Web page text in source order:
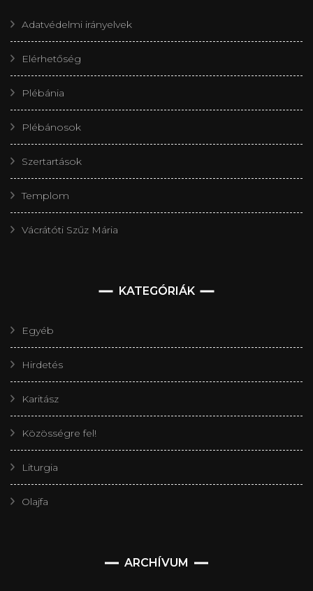
Adatvédelmi irányelvek
Elérhetőség
Plébánia
Plébánosok
Szertartások
Templom
Vácrátóti Szűz Mária
KATEGÓRIÁK
Egyéb
Hirdetés
Karitász
Közösségre fel!
Liturgia
Olajfa
ARCHÍVUM
Archívum